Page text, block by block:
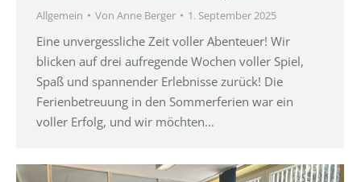
Allgemein Von Anne Berger 1. September 2025
Eine unvergessliche Zeit voller Abenteuer! Wir
blicken auf drei aufregende Wochen voller Spiel,
Spaß und spannender Erlebnisse zurück! Die
Ferienbetreuung in den Sommerferien war ein
voller Erfolg, und wir möchten…